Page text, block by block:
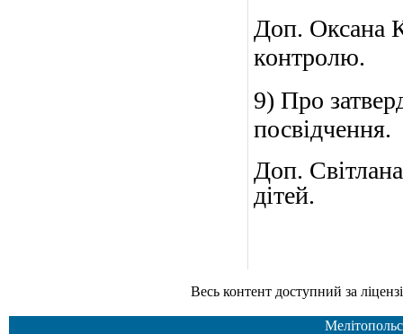
Доп. Оксана
контролю.
9) Про
посвідчення.
Доп.
дітей.
Весь контент доступний за ліцензією Creative